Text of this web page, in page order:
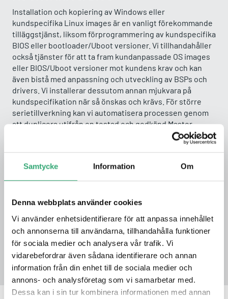
Samtycke Information Om
Denna webbplats använder cookies
Vi använder enhetsidentifierare för att anpassa innehållet
och annonserna till användarna, tillhandahålla funktioner
för sociala medier och analysera vår trafik. Vi
vidarebefordrar även sådana identifierare och annan
information från din enhet till de sociala medier och
annons- och analysföretag som vi samarbetar med.
Dessa kan i sin tur kombinera informationen med annan
Installation och kopiering av Windows eller
kundspecifika Linux images är en vanligt förekommande
tilläggstjänst, liksom förprogrammering av kundspecifika
BIOS eller bootloader/Uboot versioner. Vi tillhandahåller
också tjänster för att ta fram kundanpassade OS images
eller BIOS/Uboot versioner mot kundens krav och kan
även bistå med anpassning och utveckling av BSPs och
drivers. Vi installerar dessutom annan mjukvara på
kundspecifikation när så önskas och krävs. För större
serietillverkning kan vi automatisera processen genom
att duplicera utifrån en testad och godkänd Master.